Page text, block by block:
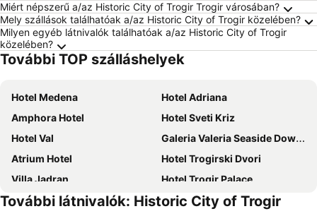
Miért népszerű a/az Historic City of Trogir Trogir városában?
Mely szállások találhatóak a/az Historic City of Trogir közelében?
Milyen egyéb látnivalók találhatóak a/az Historic City of Trogir
közelében?
További TOP szálláshelyek
Hotel Medena
Hotel Adriana
Amphora Hotel
Hotel Sveti Kriz
Hotel Val
Galeria Valeria Seaside Downtown - MAG Quaint & Elegant Boutique Hotels
Atrium Hotel
Hotel Trogirski Dvori
Villa Jadran
Hotel Trogir Palace
Boutique Hotel Venturo, a Member of Design Hotels™
Hotel Elu Iris
További látnivalók: Historic City of Trogir